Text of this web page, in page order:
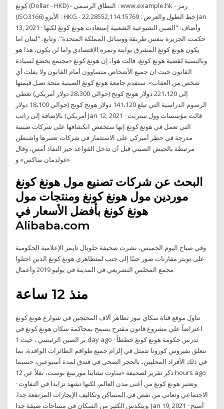
كونغ (Dollar - HKD) - النطاق الرسمي : www.example.hk - رمز
(ISO3166) الأيزو : HKG - خط الطول والعرض : 22.28552,114.15769 Jan
13, 2021 · وأضاف: "الصين الشيوعية الشعبية إستعادت هونغ كونغ لكنها
حكمت الجزيرة بنفس طريقة ووسائل المملكة المتحدة". وتابع: "لبنان اما
يكون هونغ كونغ المشرق بوابته ونمره الاقتصادي واما لن يكون، هذا هو
وبالنسبة لقضية هونغ كونغ، قالت هوا، إن هونغ كونغ «مجتمع يخضع لسيادة
القانون حيث ان جميع الأشخاص متساوون أمام القانون ولا يفلت أي
شخص من العقاب». ستقدم جامعة هونغ كونغ الصينية منحة تصل قيمتها
إلى 221،120 دولار هونج كونج (حوالي 28،300 دولار أمريكي) تغطي
الرسوم الدراسية التي تبلغ 141،120 دولار هونج كونج (حوالي 18،100 دولار
أمريكي) بالإضافة إلى راتب Jan 12, 2021 · قالت مؤسسات وول ستريت
التي تعمل في هونغ كونغ إنها ستخفض انكشافها على شركات صينية
مدرجة في حظر أميركي على الاستثمار في شركات تعتبرها واشنطن
مرتبطة بالجيش الصيني قبل أن تدخل القواعد حيز النفاذ أمس، وقال
«غولدمان ساكس» و
البحث عن شركات تصنيع مول هونغ كونغ
موردين مول هونغ كونغ ومنتجات مول
هونغ كونغ بأفضل الأسعار في
Alibaba.com
وفي صباح اليوم الخميس، نشرت صحيفة جلوبال تايمز الإعلامية الحكومية
على تويتر مقارنات صور جنبًا إلى جنب لمتظاهري هونغ كونغ الذين احتلوا
مجمع المجلس التشريعي في المدينة في يوليو 2019 وأعمال
منذ 12 ساعة
تناول موقع قناة سكاي نيوز تظاهر آلاف المحتجين في شوارع هونغ كونغ
اعتراضاً علي مشروع قانون مقترح يسمح بمحاكمة سكان هونغ كونغ في
بر الصين الرئيسي ، حيث 1 day ago · تدرس حكومة هونغ كونغ خططاً
تتعلق بفيروس كورونا تتمثل في إلزام جميع طواقم الطائرات الوافدة، بما
في ذلك الأفراد المحليين، بالحجر الصحي في فندق لمدة أسبوعين، حسبما
ذكر تقرير لصحيفة «ساوث تشاينا مورنينغ بوست، نقلاً عن 12 hours ago
· وتعتبر هونغ كونغ من أغنى مدن العالم، لكنها تشهد تزايدا في التفاوت
الاجتماعي وتعاني من نقص في المساكن وتكاليف الإيجارات المرتفعة جدا.
ويتكدس الكثير من السكان في مساحات ضيقة جدا. Jan 19, 2021 · أصبح